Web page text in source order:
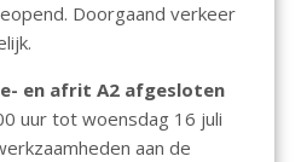
Doorgaand verkeer
en afrit A2 afgesloten
uur tot woensdag 16 juli
aan de